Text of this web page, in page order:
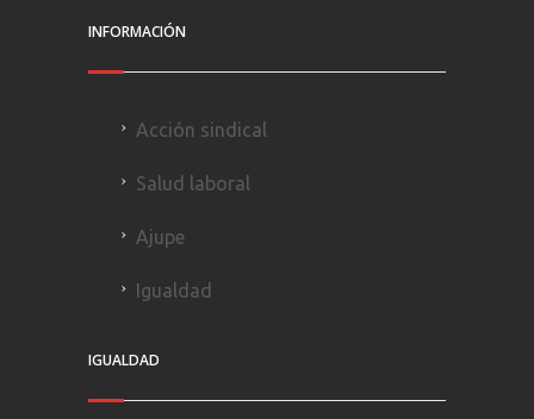
INFORMACIÓN
Acción sindical
Salud laboral
Ajupe
Igualdad
IGUALDAD